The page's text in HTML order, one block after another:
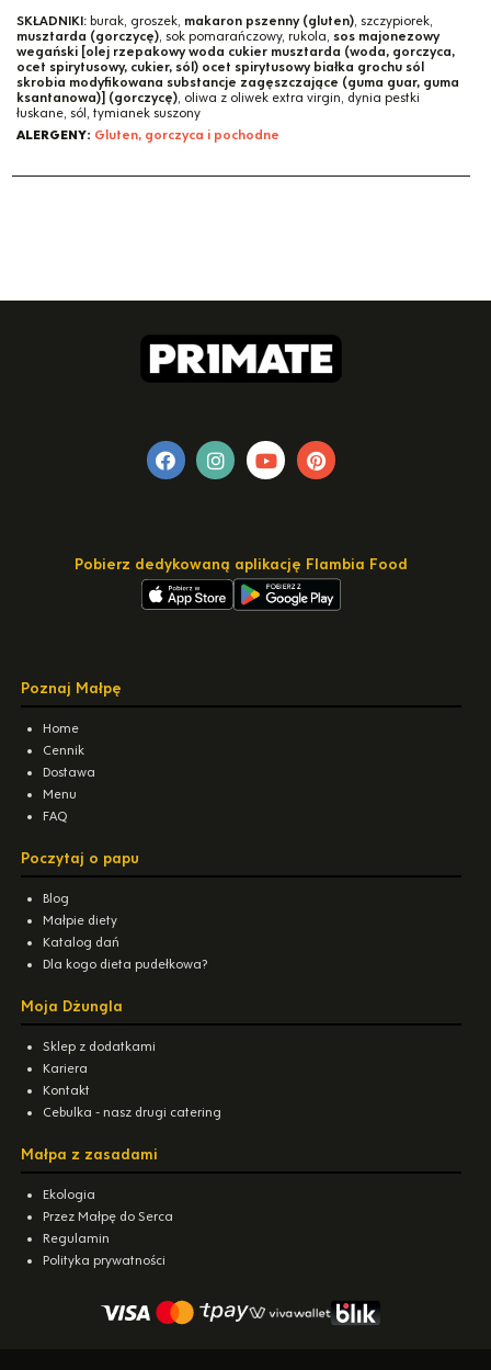
SKŁADNIKI: burak, groszek, makaron pszenny (gluten), szczypiorek,
musztarda (gorczycę), sok pomarańczowy, rukola, sos majonezowy
wegański [olej rzepakowy woda cukier musztarda (woda, gorczyca,
ocet spirytusowy, cukier, sól) ocet spirytusowy białka grochu sól
skrobia modyfikowana substancje zagęszczające (guma guar, guma
ksantanowa)] (gorczycę), oliwa z oliwek extra virgin, dynia pestki
łuskane, sól, tymianek suszony
ALERGENY: Gluten, gorczyca i pochodne
Pobierz dedykowaną aplikację Flambia Food
Poznaj Małpę
Home
Cennik
Dostawa
Menu
FAQ
Poczytaj o papu
Blog
Małpie diety
Katalog dań
Dla kogo dieta pudełkowa?
Moja Dżungla
Sklep z dodatkami
Kariera
Kontakt
Cebulka - nasz drugi catering
Małpa z zasadami
Ekologia
Przez Małpę do Serca
Regulamin
Polityka prywatności